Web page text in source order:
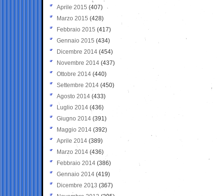
Aprile 2015 (407)
Marzo 2015 (428)
Febbraio 2015 (417)
Gennaio 2015 (434)
Dicembre 2014 (454)
Novembre 2014 (437)
Ottobre 2014 (440)
Settembre 2014 (450)
Agosto 2014 (433)
Luglio 2014 (436)
Giugno 2014 (391)
Maggio 2014 (392)
Aprile 2014 (389)
Marzo 2014 (436)
Febbraio 2014 (386)
Gennaio 2014 (419)
Dicembre 2013 (367)